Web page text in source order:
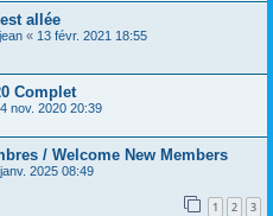
allée
« 13 févr. 2021 18:55
Complet
nov. 2020 20:39
/ Welcome New Members
2025 08:49
1 2 3